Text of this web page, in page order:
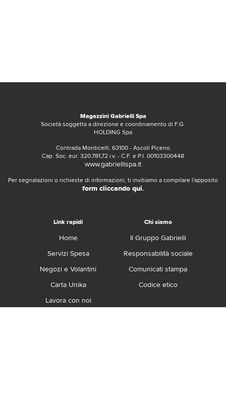
Magazzini Gabrielli Spa
Società soggetta a direzione e coordinamento di F.G.
HOLDING Spa
Contrada Monticelli, 63100 - Ascoli Piceno
Cap. Soc. eur. 320.781,72 i.v. - C.F. e P.I. 00103300448
www.gabriellispa.it
Per segnalazioni o richieste di informazioni, ti invitiamo a compilare l'apposito
form cliccando qui.
Link rapidi
Home
Servizi Spesa
Negozi e Volantini
Carta Unika
Lavora con noi
Chi siamo
Il Gruppo Gabrielli
Responsabilità sociale
Comunicati stampa
Codice etico